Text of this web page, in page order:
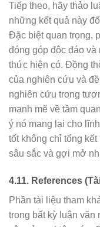
Tiếp theo, hãy thảo
những kết quả này
Đặc biệt quan trọng,
đóng góp độc đáo
thức hiện có. Đồng
của nghiên cứu và
nghiên cứu trong
mạnh mẽ về tầm
ý nó mang lại cho
tốt không chỉ tổng
sâu sắc và gợi mở
4.11. References
Phần tài liệu tham
trong bất kỳ luận văn